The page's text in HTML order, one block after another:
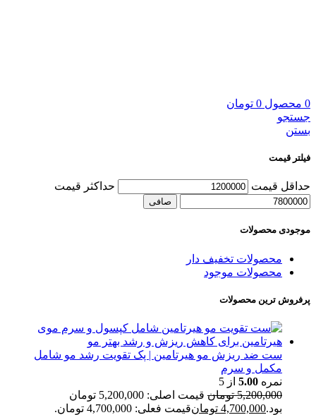
0 محصول 0 تومان
جستجو
بستن
فیلتر قیمت
حداقل قیمت حداكثر قيمت
صافی
موجودی محصولات
محصولات تخفیف دار
محصولات موجود
پرفروش ترین محصولات
ست ضد ریزش مو هیرتامین | پک تقویت رشد مو شامل
مکمل و سرم
نمره 5.00 از 5
5,200,000 تومان
قیمت اصلی: 5,200,000 تومان
بود.4,700,000 تومانقیمت فعلی: 4,700,000 تومان.